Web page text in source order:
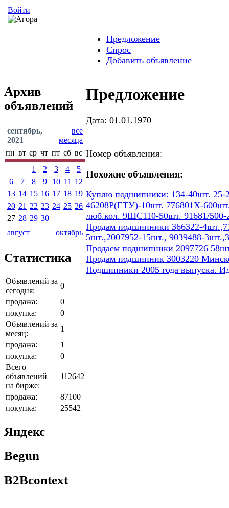
Войти
Предложение
Спрос
Добавить объявление
Архив
объявлений
сентябрь,
2021
все
месяца
пн вт ср чт пт сб вс
1
2 3 4
5
6
7 8 9 10 11 12
13 14 15 16 17 18 19
20 21 22 23 24 25 26
27 28 29 30
август
октябрь
Статистика
Объявлений за
сегодня:
0
продажа:
0
покупка:
0
Объявлений за
месяц:
1
продажа:
1
покупка:
0
Всего
объявлений
на бирже:
112642
продажа:
87100
покупка:
25542
Яндекс
Begun
B2Bcontext
Предложение
Дата: 01.01.1970
Номер объявления:
Похожие объявления:
Куплю подшипники: 134-40шт.
46208Р(ЕТУ)-10шт. 776801Х-
люб.кол. 9ШС110-50шт. 91681/500-
Продам подшипники 366322-
5шт.,2007952-15шт., 9039488-
Продаем подшипники 2097726
Продам подшипник 3003220
Подшипники 2005 года выпуска.